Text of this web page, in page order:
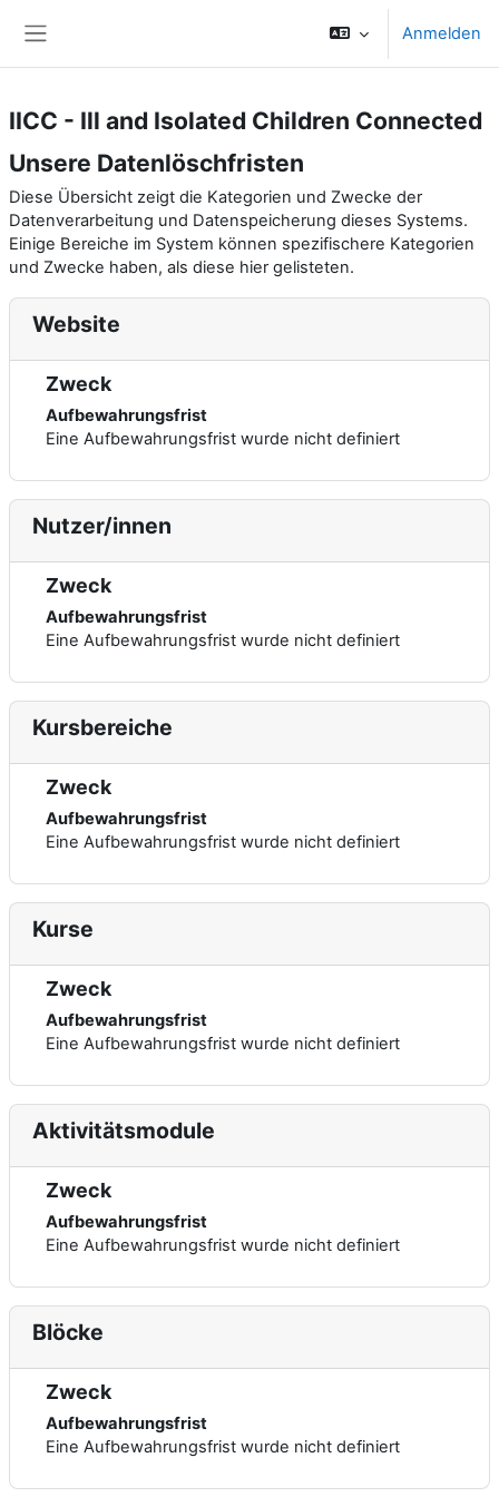
Anmelden
IICC - Ill and Isolated Children Connected
Unsere Datenlöschfristen
Diese Übersicht zeigt die Kategorien und Zwecke der
Datenverarbeitung und Datenspeicherung dieses Systems.
Einige Bereiche im System können spezifischere Kategorien
und Zwecke haben, als diese hier gelisteten.
Website
Zweck
Aufbewahrungsfrist
Eine Aufbewahrungsfrist wurde nicht definiert
Nutzer/innen
Zweck
Aufbewahrungsfrist
Eine Aufbewahrungsfrist wurde nicht definiert
Kursbereiche
Zweck
Aufbewahrungsfrist
Eine Aufbewahrungsfrist wurde nicht definiert
Kurse
Zweck
Aufbewahrungsfrist
Eine Aufbewahrungsfrist wurde nicht definiert
Aktivitätsmodule
Zweck
Aufbewahrungsfrist
Eine Aufbewahrungsfrist wurde nicht definiert
Blöcke
Zweck
Aufbewahrungsfrist
Eine Aufbewahrungsfrist wurde nicht definiert